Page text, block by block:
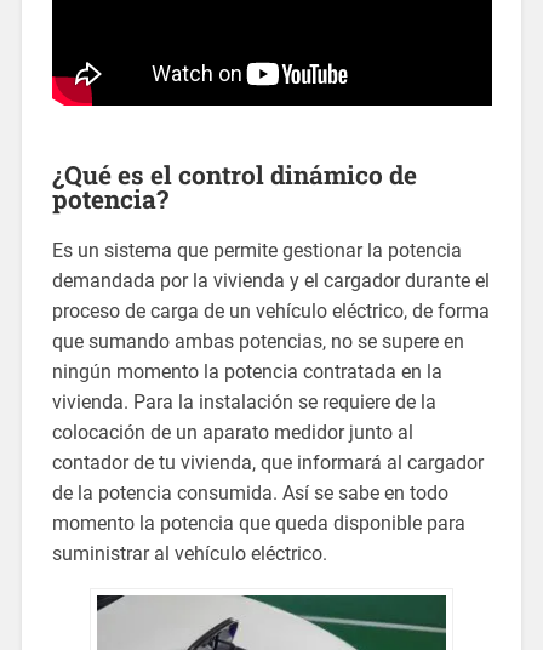
¿Qué es el control dinámico de
potencia?
Es un sistema que permite gestionar la potencia
demandada por la vivienda y el cargador durante el
proceso de carga de un vehículo eléctrico, de forma
que sumando ambas potencias, no se supere en
ningún momento la potencia contratada en la
vivienda. Para la instalación se requiere de la
colocación de un aparato medidor junto al
contador de tu vivienda, que informará al cargador
de la potencia consumida. Así se sabe en todo
momento la potencia que queda disponible para
suministrar al vehículo eléctrico.